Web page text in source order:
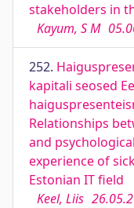
stakeholders in
Kayum, S M
252.
kapitali seosed
Relationships
and
experience of
Estonian IT field
Keel, Liis